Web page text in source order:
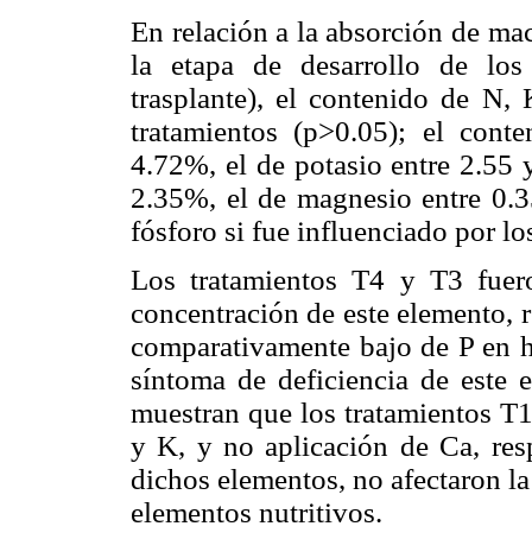
En relación a la absorción de
la etapa de desarrollo de
trasplante), el contenido de
tratamientos (p>0.05); el
4.72%, el de potasio entre
2.35%, el de magnesio entre
fósforo si fue influenciado por
Los tratamientos T4 y T3
concentración de este
comparativamente bajo de P en
síntoma de deficiencia de este
muestran que los tratamientos
y K, y no aplicación de Ca,
dichos elementos, no afectaron
elementos nutritivos.